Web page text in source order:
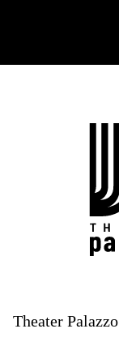
Theater Palazzo